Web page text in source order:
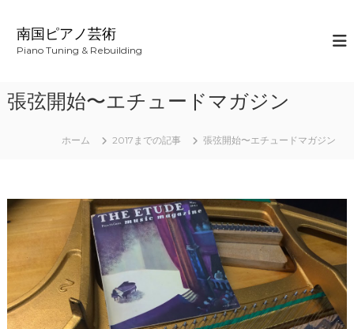
へ
ス
南国ピアノ芸術
Piano Tuning & Rebuilding
張弦開始〜エチュードマガジン
ホーム 2017までの記事 張弦開始〜エチュードマガジン